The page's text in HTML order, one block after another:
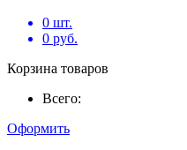
0 шт.
0 руб.
Корзина товаров
Всего:
Оформить